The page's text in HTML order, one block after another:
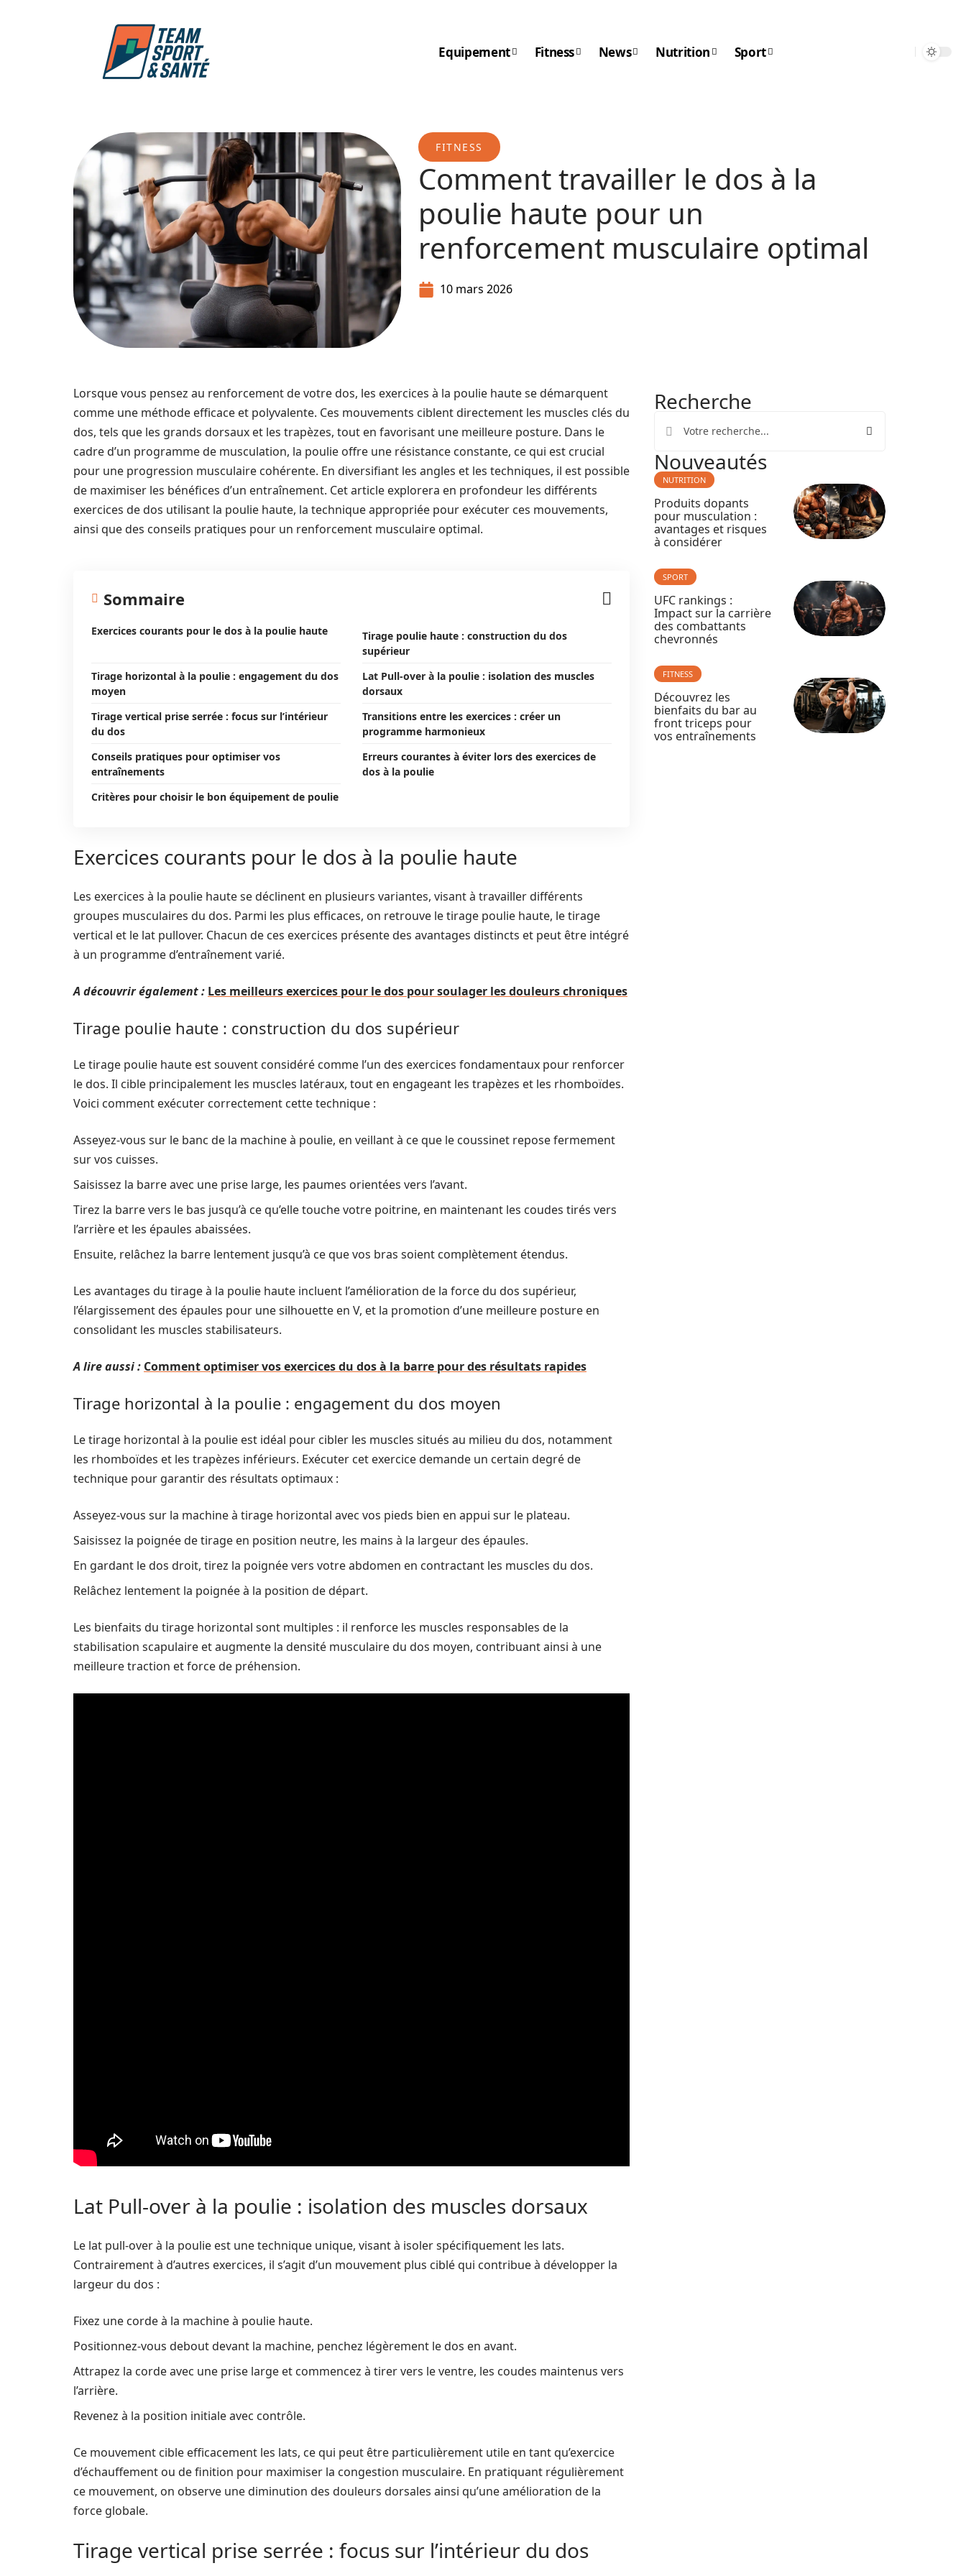
Equipement Fitness News Nutrition Sport
FITNESS
Comment travailler le dos à la
poulie haute pour un
renforcement musculaire optimal
10 mars 2026
Lorsque vous pensez au renforcement de votre dos, les exercices à la poulie haute se démarquent
comme une méthode efficace et polyvalente. Ces mouvements ciblent directement les muscles clés du
dos, tels que les grands dorsaux et les trapèzes, tout en favorisant une meilleure posture. Dans le
cadre d’un programme de musculation, la poulie offre une résistance constante, ce qui est crucial
pour une progression musculaire cohérente. En diversifiant les angles et les techniques, il est possible
de maximiser les bénéfices d’un entraînement. Cet article explorera en profondeur les différents
exercices de dos utilisant la poulie haute, la technique appropriée pour exécuter ces mouvements,
ainsi que des conseils pratiques pour un renforcement musculaire optimal.
Sommaire
Exercices courants pour le dos à la poulie haute
Tirage poulie haute : construction du dos
supérieur
Tirage horizontal à la poulie : engagement du dos
moyen
Lat Pull-over à la poulie : isolation des muscles
dorsaux
Tirage vertical prise serrée : focus sur l’intérieur
du dos
Transitions entre les exercices : créer un
programme harmonieux
Conseils pratiques pour optimiser vos
entraînements
Erreurs courantes à éviter lors des exercices de
dos à la poulie
Critères pour choisir le bon équipement de poulie
Exercices courants pour le dos à la poulie haute
Les exercices à la poulie haute se déclinent en plusieurs variantes, visant à travailler différents
groupes musculaires du dos. Parmi les plus efficaces, on retrouve le tirage poulie haute, le tirage
vertical et le lat pullover. Chacun de ces exercices présente des avantages distincts et peut être intégré
à un programme d’entraînement varié.
A découvrir également : Les meilleurs exercices pour le dos pour soulager les douleurs chroniques
Tirage poulie haute : construction du dos supérieur
Le tirage poulie haute est souvent considéré comme l’un des exercices fondamentaux pour renforcer
le dos. Il cible principalement les muscles latéraux, tout en engageant les trapèzes et les rhomboïdes.
Voici comment exécuter correctement cette technique :
Asseyez-vous sur le banc de la machine à poulie, en veillant à ce que le coussinet repose fermement
sur vos cuisses.
Saisissez la barre avec une prise large, les paumes orientées vers l’avant.
Tirez la barre vers le bas jusqu’à ce qu’elle touche votre poitrine, en maintenant les coudes tirés vers
l’arrière et les épaules abaissées.
Ensuite, relâchez la barre lentement jusqu’à ce que vos bras soient complètement étendus.
Les avantages du tirage à la poulie haute incluent l’amélioration de la force du dos supérieur,
l’élargissement des épaules pour une silhouette en V, et la promotion d’une meilleure posture en
consolidant les muscles stabilisateurs.
A lire aussi : Comment optimiser vos exercices du dos à la barre pour des résultats rapides
Tirage horizontal à la poulie : engagement du dos moyen
Le tirage horizontal à la poulie est idéal pour cibler les muscles situés au milieu du dos, notamment
les rhomboïdes et les trapèzes inférieurs. Exécuter cet exercice demande un certain degré de
technique pour garantir des résultats optimaux :
Asseyez-vous sur la machine à tirage horizontal avec vos pieds bien en appui sur le plateau.
Saisissez la poignée de tirage en position neutre, les mains à la largeur des épaules.
En gardant le dos droit, tirez la poignée vers votre abdomen en contractant les muscles du dos.
Relâchez lentement la poignée à la position de départ.
Les bienfaits du tirage horizontal sont multiples : il renforce les muscles responsables de la
stabilisation scapulaire et augmente la densité musculaire du dos moyen, contribuant ainsi à une
meilleure traction et force de préhension.
Lat Pull-over à la poulie : isolation des muscles dorsaux
Le lat pull-over à la poulie est une technique unique, visant à isoler spécifiquement les lats.
Contrairement à d’autres exercices, il s’agit d’un mouvement plus ciblé qui contribue à développer la
largeur du dos :
Fixez une corde à la machine à poulie haute.
Positionnez-vous debout devant la machine, penchez légèrement le dos en avant.
Attrapez la corde avec une prise large et commencez à tirer vers le ventre, les coudes maintenus vers
l’arrière.
Revenez à la position initiale avec contrôle.
Ce mouvement cible efficacement les lats, ce qui peut être particulièrement utile en tant qu’exercice
d’échauffement ou de finition pour maximiser la congestion musculaire. En pratiquant régulièrement
ce mouvement, on observe une diminution des douleurs dorsales ainsi qu’une amélioration de la
force globale.
Tirage vertical prise serrée : focus sur l’intérieur du dos
Recherche
Nouveautés
NUTRITION
Produits dopants
pour musculation :
avantages et risques
à considérer
SPORT
UFC rankings :
Impact sur la carrière
des combattants
chevronnés
FITNESS
Découvrez les
bienfaits du bar au
front triceps pour
vos entraînements